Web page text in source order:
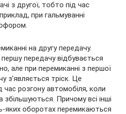
з другої, тобто під час
при гальмуванні
на другу передачу.
передачу відбувається
але при перемиканні з першої
з’являється тріск. Це
час розгону автомобіля, коли
Причому всі інші
яких оборотах перемикаються